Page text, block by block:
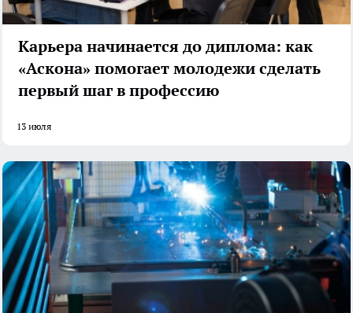
Карьера начинается до диплома: как
«Аскона» помогает молодежи сделать
первый шаг в профессию
13 июля